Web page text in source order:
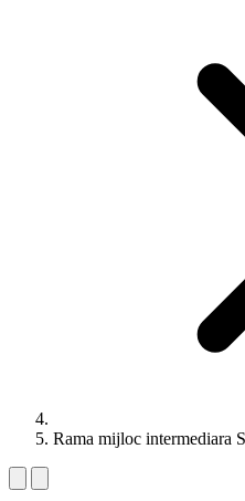
Rama mijloc intermediara